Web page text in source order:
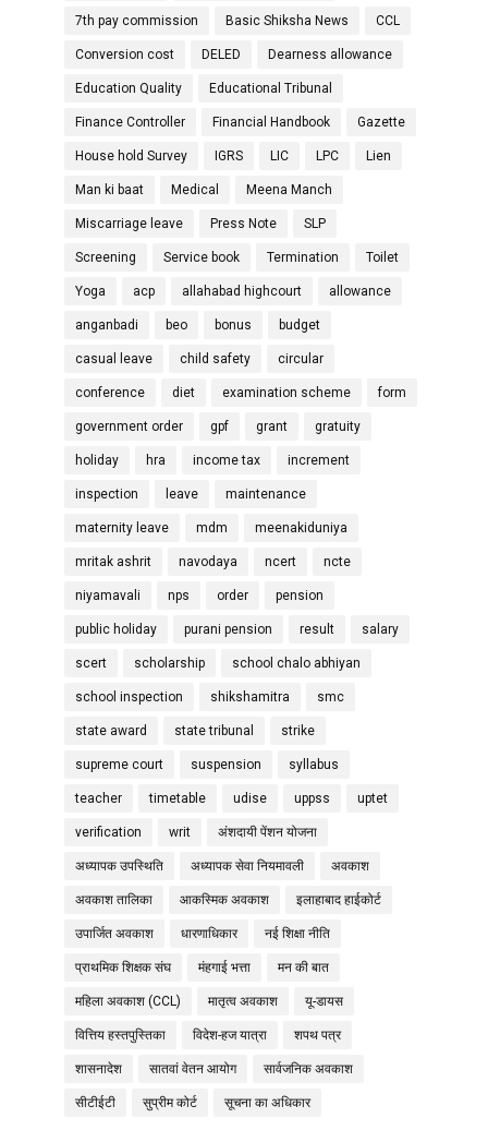
7th pay commission Basic Shiksha News CCL
Conversion cost DELED Dearness allowance
Education Quality Educational Tribunal
Finance Controller Financial Handbook Gazette
House hold Survey IGRS LIC LPC Lien
Man ki baat Medical Meena Manch
Miscarriage leave Press Note SLP
Screening Service book Termination Toilet
Yoga acp allahabad highcourt allowance
anganbadi beo bonus budget
casual leave child safety circular
conference diet examination scheme form
government order gpf grant gratuity
holiday hra income tax increment
inspection leave maintenance
maternity leave mdm meenakiduniya
mritak ashrit navodaya ncert ncte
niyamavali nps order pension
public holiday purani pension result salary
scert scholarship school chalo abhiyan
school inspection shikshamitra smc
state award state tribunal strike
supreme court suspension syllabus
teacher timetable udise uppss uptet
verification writ अंशदायी पेंशन योजना
अध्यापक उपस्थिति अध्यापक सेवा नियमावली अवकाश
अवकाश तालिका आकस्मिक अवकाश इलाहाबाद हाईकोर्ट
उपार्जित अवकाश धारणाधिकार नई शिक्षा नीति
प्राथमिक शिक्षक संघ मंहगाई भत्ता मन की बात
महिला अवकाश (CCL) मातृत्व अवकाश यू-डायस
वित्तिय हस्तपुस्तिका विदेश-हज यात्रा शपथ पत्र
शासनादेश सातवां वेतन आयोग सार्वजनिक अवकाश
सीटीईटी सुप्रीम कोर्ट सूचना का अधिकार